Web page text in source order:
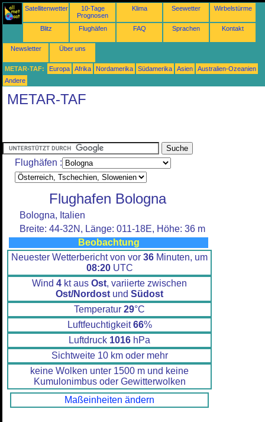
Satellitenwetter
10-Tage
Prognosen
Klima Seewetter Wirbelstürme
Blitz Flughäfen FAQ Sprachen Kontakt
Newsletter Über uns
METAR-TAF: Europa Afrika Nordamerika Südamerika Asien
Australien-Ozeanien
Andere
METAR-TAF
Flughäfen :
Flughafen Bologna
Bologna, Italien
Breite: 44-32N, Länge: 011-18E, Höhe: 36 m
Beobachtung
Neuester Wetterbericht von vor 36 Minuten, um
08:20UTC
Wind 4 kt aus Ost, variierte zwischen
Ost/Nordost und Südost
Temperatur 29°C
Luftfeuchtigkeit66%
Luftdruck 1016 hPa
Sichtweite 10 km oder mehr
keine Wolken unter 1500 m und keine
Kumulonimbus oder Gewitterwolken
Maßeinheiten ändern